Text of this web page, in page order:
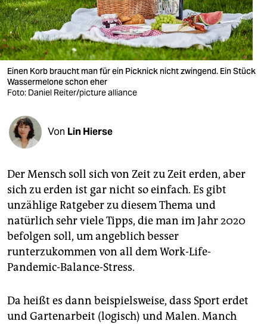
wahrheit
verlag
verlag
veranstaltungen
shop
fragen & hilfe
abo
genossenschaft
epaper login
Einen Korb braucht man für ein Picknick nicht zwingend. Ein Stück
Wassermelone schon eher
Foto: Daniel Reiter/picture alliance
Von Lin Hierse
Der Mensch soll sich von Zeit zu Zeit erden, aber
sich zu erden ist gar nicht so einfach. Es gibt
unzählige Ratgeber zu diesem Thema und
natürlich sehr viele Tipps, die man im Jahr 2020
befolgen soll, um angeblich besser
runterzukommen von all dem Work-Life-
Pandemic-Balance-Stress.
Da heißt es dann beispielsweise, dass Sport erdet
und Gartenarbeit (logisch) und Malen. Manch